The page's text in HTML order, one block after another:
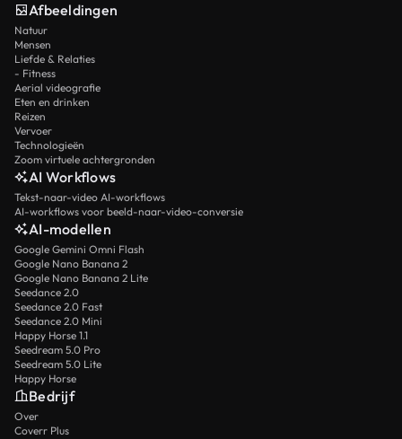
Afbeeldingen
Natuur
Mensen
Liefde & Relaties
- Fitness
Aerial videografie
Eten en drinken
Reizen
Vervoer
Technologieën
Zoom virtuele achtergronden
AI Workflows
Tekst-naar-video AI-workflows
AI-workflows voor beeld-naar-video-conversie
AI-modellen
Google Gemini Omni Flash
Google Nano Banana 2
Google Nano Banana 2 Lite
Seedance 2.0
Seedance 2.0 Fast
Seedance 2.0 Mini
Happy Horse 1.1
Seedream 5.0 Pro
Seedream 5.0 Lite
Happy Horse
Bedrijf
Over
Coverr Plus